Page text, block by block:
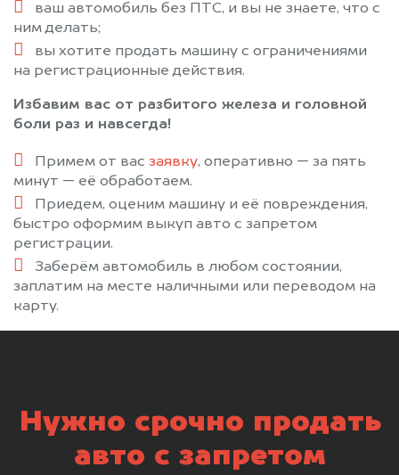
ваш автомобиль без ПТС, и вы не знаете, что с
ним делать;
вы хотите продать машину с ограничениями
на регистрационные действия.
Избавим вас от разбитого железа и головной
боли раз и навсегда!
Примем от вас заявку, оперативно — за пять
минут — её обработаем.
Приедем, оценим машину и её повреждения,
быстро оформим выкуп авто с запретом
регистрации.
Заберём автомобиль в любом состоянии,
заплатим на месте наличными или переводом на
карту.
Нужно срочно продать
авто с запретом